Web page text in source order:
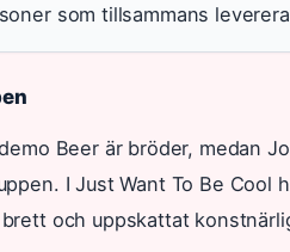
som tillsammans
Beer är bröder, medan
I Just Want To Be
och uppskattat